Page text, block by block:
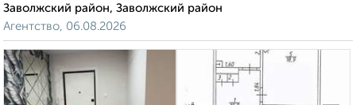
Заволжский район, Заволжский район
Агентство, 06.08.2026